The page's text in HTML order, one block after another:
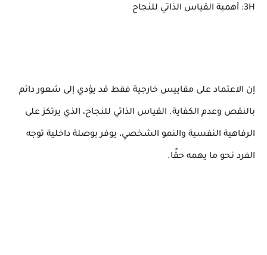
3H: أهمية القياس الذاتي للنجاح
إن الاعتماد على مقاييس خارجية فقط قد يؤدي إلى شعور دائم
بالنقص وعدم الكفاية. القياس الذاتي للنجاح، الذي يرتكز على
الرفاهية النفسية والنمو الشخصي، يوفر بوصلة داخلية توجه
الفرد نحو ما يهمه حقًا.